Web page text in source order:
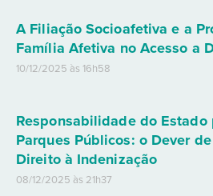
A Filiação Socioafetiva e a
Família Afetiva no Acesso a
10/12/2025 às 16h58
Responsabilidade do Estado
Parques Públicos: o Dever
Direito à Indenização
08/12/2025 às 21h37